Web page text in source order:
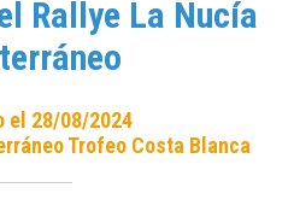
Rallye La Nucía
el 28/08/2024
Trofeo Costa Blanca